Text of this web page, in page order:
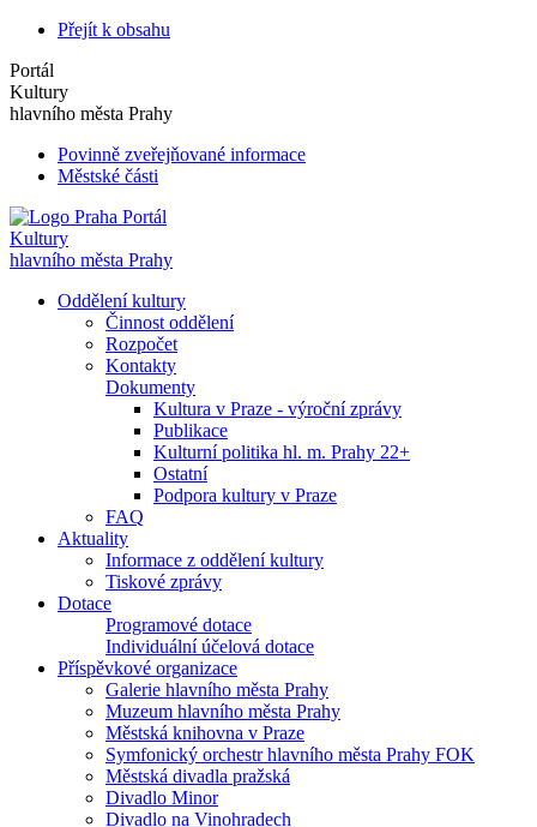
Přejít k obsahu
Portál
Kultury
hlavního města Prahy
Povinně zveřejňované informace
Městské části
Portál
Kultury
hlavního města Prahy
Oddělení kultury
Činnost oddělení
Rozpočet
Kontakty
Dokumenty
Kultura v Praze - výroční zprávy
Publikace
Kulturní politika hl. m. Prahy 22+
Ostatní
Podpora kultury v Praze
FAQ
Aktuality
Informace z oddělení kultury
Tiskové zprávy
Dotace
Programové dotace
Individuální účelová dotace
Příspěvkové organizace
Galerie hlavního města Prahy
Muzeum hlavního města Prahy
Městská knihovna v Praze
Symfonický orchestr hlavního města Prahy FOK
Městská divadla pražská
Divadlo Minor
Divadlo na Vinohradech